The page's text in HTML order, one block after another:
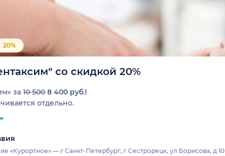
20%
со скидкой 20%
за 10 500 8 400 руб.!
отдельно.
«Курортное» — г Санкт-Петербург, г Сестрорецк, ул Борисова, д 10